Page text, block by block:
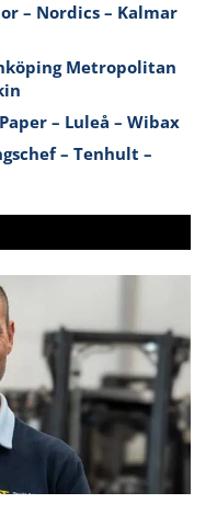
– Nordics – Kalmar
Metropolitan
– Luleå – Wibax
– Tenhult –